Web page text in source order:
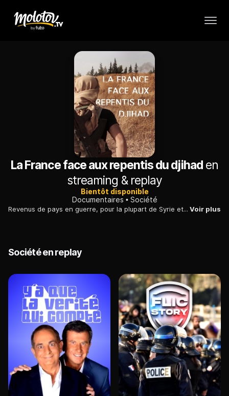
La France face aux repentis du djihaden
streaming & replay
Bientôt disponible
Documentaires
Société
Revenus de pays en guerre, pour la plupart de Syrie et d'Irak, 269 jeunes hommes et femmes sont incarcérés en France, de manière préventive. Voir plus
Société en replay